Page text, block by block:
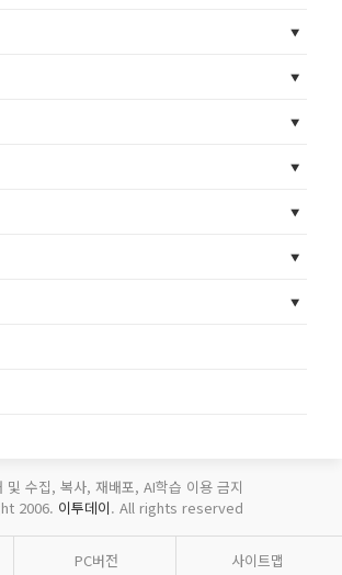
및 수집, 복사, 재배포, AI학습 이용 금지
2006. 이투데이. All rights reserved
PC버전 사이트맵